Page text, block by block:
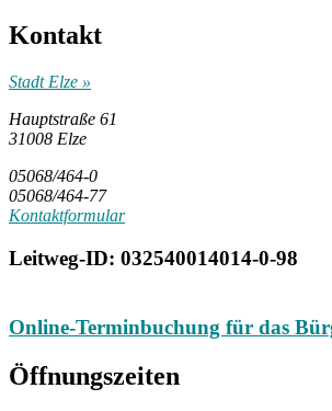
Kontakt
Stadt Elze »
Hauptstraße 61
31008 Elze
05068/464-0
05068/464-77
Kontaktformular
Leitweg-ID: 032540014014-0-98
Online-Terminbuchung für das
Öffnungszeiten